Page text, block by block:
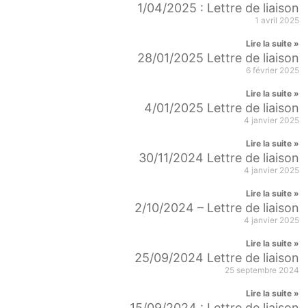
1/04/2025 : Lettre de liaison
1 avril 2025
Lire la suite »
28/01/2025 Lettre de liaison
6 février 2025
Lire la suite »
4/01/2025 Lettre de liaison
4 janvier 2025
Lire la suite »
30/11/2024 Lettre de liaison
4 janvier 2025
Lire la suite »
2/10/2024 – Lettre de liaison
4 janvier 2025
Lire la suite »
25/09/2024 Lettre de liaison
25 septembre 2024
Lire la suite »